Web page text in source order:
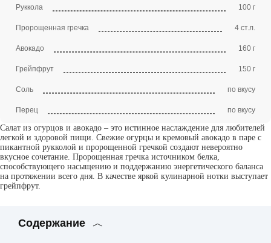
Руккола 100 г
Пророщенная гречка 4 ст.л.
Авокадо 160 г
Грейпфрут 150 г
Соль по вкусу
Перец по вкусу
Салат из огурцов и авокадо – это истинное наслаждение для любителей
легкой и здоровой пищи. Свежие огурцы и кремовый авокадо в паре с
пикантной рукколой и пророщенной гречкой создают невероятно
вкусное сочетание. Пророщенная гречка источником белка,
способствующего насыщению и поддержанию энергетического баланса
на протяжении всего дня. В качестве яркой кулинарной нотки выступает
грейпфрут.
Содержание